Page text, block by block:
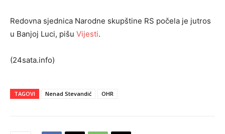
Redovna sjednica Narodne skupštine RS počela je jutros
u Banjoj Luci, pišu Vijesti.
(24sata.info)
TAGOVI Nenad Stevandić OHR